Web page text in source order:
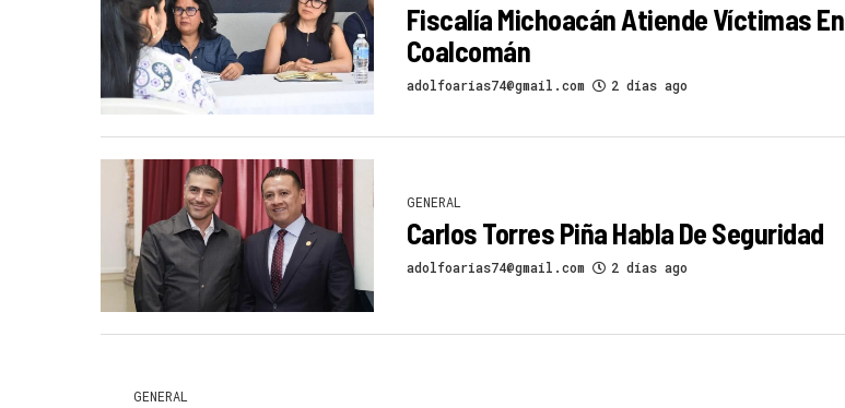
Fiscalía Michoacán Atiende Víctimas En
Coalcomán
adolfoarias74@gmail.com 2 días ago
GENERAL
Carlos Torres Piña Habla De Seguridad
adolfoarias74@gmail.com 2 días ago
GENERAL